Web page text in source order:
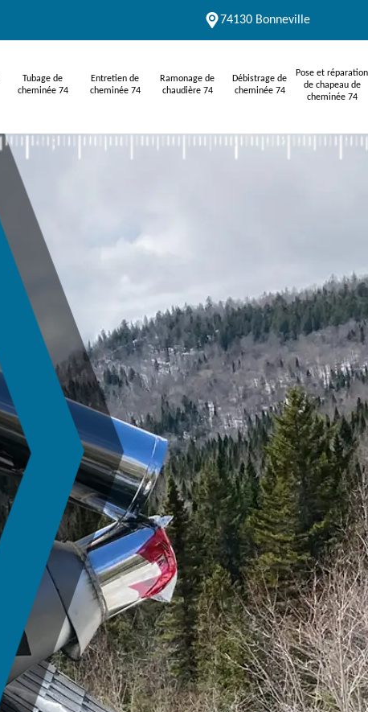
74130 Bonneville
Tubage de
cheminée 74
Entretien de
cheminée 74
Ramonage de
chaudière 74
Débistrage de
cheminée 74
Pose et réparation
de chapeau de
cheminée 74